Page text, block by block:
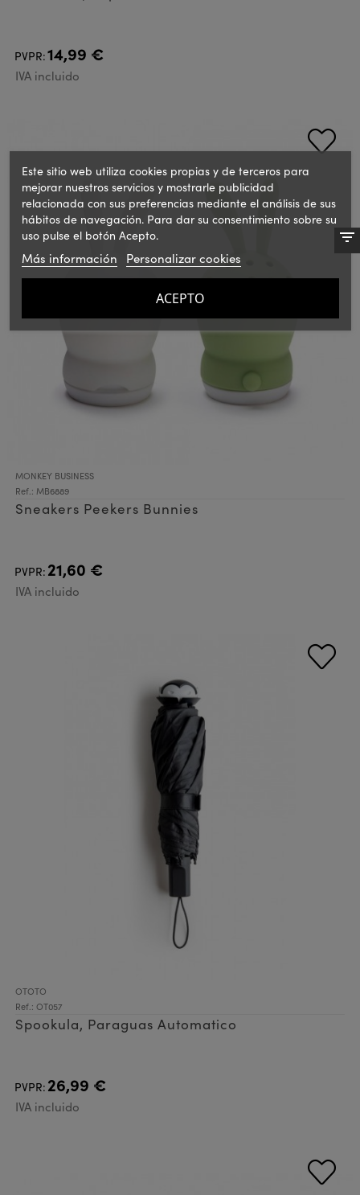
PVPR:14,99 €
IVA incluido
MONKEY BUSINESS
Ref.: MB6889
Sneakers Peekers Bunnies
PVPR: 21,60 €
IVA incluido
OTOTO
Ref.: OT057
Spookula, Paraguas Automatico
PVPR: 26,99 €
IVA incluido
Este sitio web utiliza cookies propias y de terceros para
mejorar nuestros servicios y mostrarle publicidad
relacionada con sus preferencias mediante el análisis de sus
hábitos de navegación. Para dar su consentimiento sobre su
uso pulse el botón Acepto.
Más información Personalizar cookies
ACEPTO